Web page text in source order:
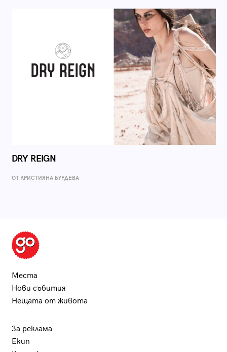
DRY REIGN
ОТ КРИСТИЯНА БУРДЕВА
Места
Нови събития
Нещата от живота
За реклама
Екип